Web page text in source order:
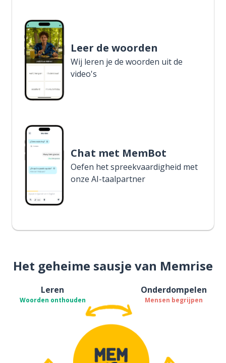
Leer de woorden
Wij leren je de woorden uit de
video's
Chat met MemBot
Oefen het spreekvaardigheid met
onze AI-taalpartner
Het geheime sausje van Memrise
Leren
Woorden onthouden
Onderdompelen
Mensen begrijpen